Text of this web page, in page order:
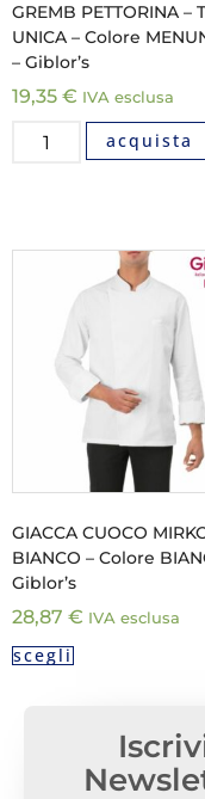
GREMB PETTORINA –
UNICA – Colore
– Giblor’s
19,35 € IVA esclusa
acquista
GIACCA CUOCO
BIANCO – Colore
Giblor’s
28,87 € IVA esclusa
scegli